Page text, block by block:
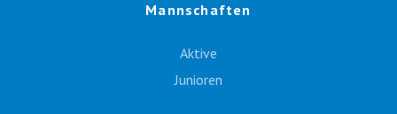
Mannschaften
Aktive
Junioren